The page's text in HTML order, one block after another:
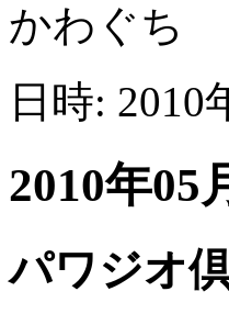
かわぐち
日時: 2010
2010年05
パワジオ